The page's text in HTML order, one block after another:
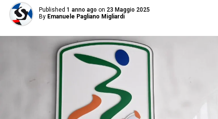
Published 1 anno ago on 23 Maggio 2025
By Emanuele Pagliano Migliardi